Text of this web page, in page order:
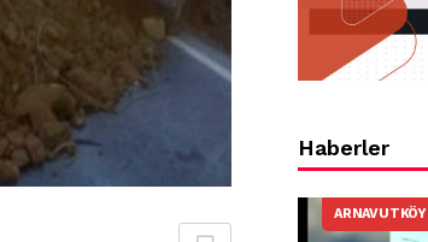
Haberler
ARNAVUTKÖY